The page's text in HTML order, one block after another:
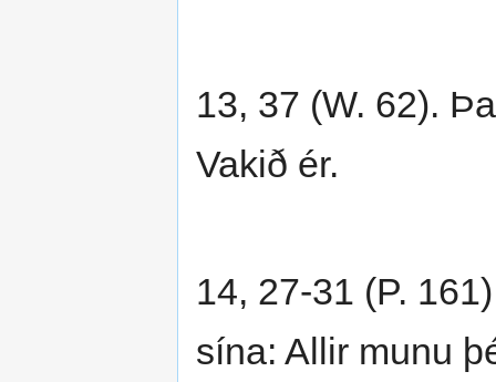
13, 37 (W. 62).
Vakið ér.
14, 27-31 (P.
sína: Allir munu